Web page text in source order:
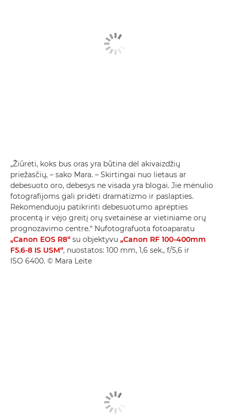
„Žiūrėti, koks bus oras yra būtina dėl akivaizdžių
priežasčių, – sako Mara. – Skirtingai nuo lietaus ar
debesuoto oro, debesys ne visada yra blogai. Jie mėnulio
fotografijoms gali pridėti dramatizmo ir paslapties.
Rekomenduoju patikrinti debesuotumo aprėpties
procentą ir vėjo greitį orų svetainėse ar vietiniame orų
prognozavimo centre.“ Nufotografuota fotoaparatu
„Canon EOS R8“ su objektyvu „Canon RF 100-400mm
F5.6-8 IS USM“, nuostatos: 100 mm, 1,6 sek., f/5,6 ir
ISO 6400. © Mara Leite